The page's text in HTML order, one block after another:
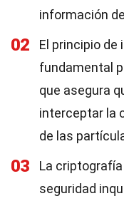
información
02 El principio de
fundamental
que asegura
interceptar la
de las
03
La
seguridad